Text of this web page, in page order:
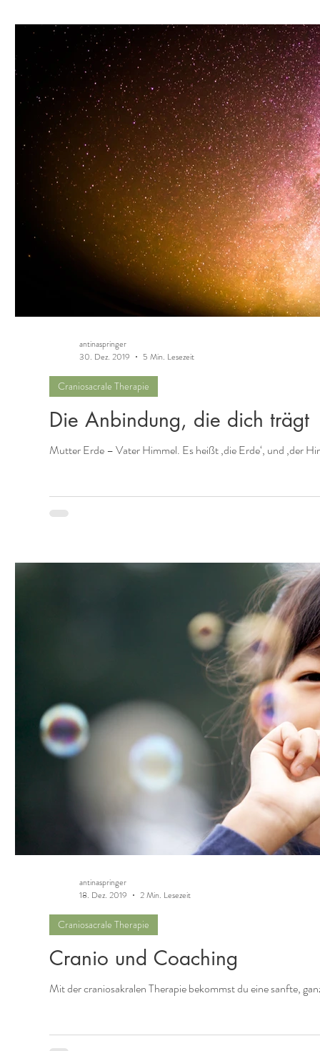
Die Anbindung, die dich trägt
Mutter Erde – Vater Himmel. Es heißt ‚die Erde‘, und ‚der
Craniosacrale Therapie
antinaspringer
30. Dez. 2019
5 Min. Lesezeit
Cranio und Coaching
Mit der craniosakralen Therapie bekommst du eine sanfte,
Craniosacrale Therapie
antinaspringer
18. Dez. 2019
2 Min. Lesezeit